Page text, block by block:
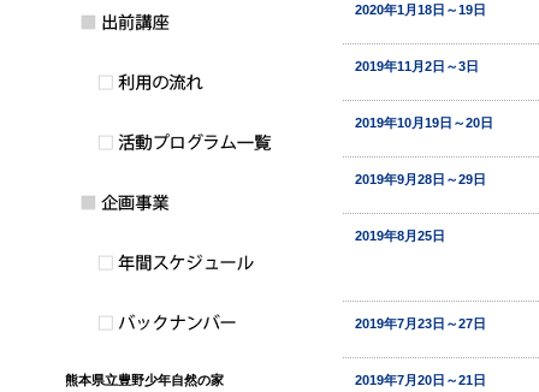
2020年1月18日～19日
2019年11月2日～3日
2019年10月19日～20日
2019年9月28日～29日
2019年8月25日
2019年7月23日～27日
2019年7月20日～21日
熊本県立豊野少年自然の家